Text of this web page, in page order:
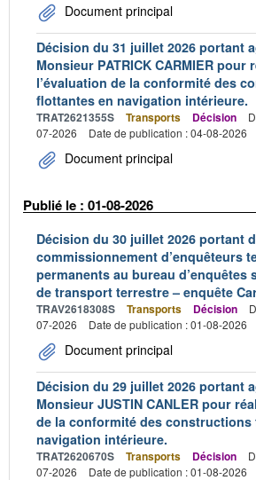
Document principal
Décision du 31 juillet 2026 portant
Monsieur PATRICK CARMIER pour
l’évaluation de la conformité des
flottantes en navigation intérieure.
TRAT2621355S Transports Décision
07-2026
Date de publication : 04-08-2026
Document principal
Publié le : 01-08-2026
Décision du 30 juillet 2026 portant
commissionnement d’enquêteurs
permanents au bureau d’enquêtes
de transport terrestre – enquête
TRAV2618308S Transports Décision
07-2026
Date de publication : 01-08-2026
Document principal
Décision du 29 juillet 2026 portant
Monsieur JUSTIN CANLER pour
de la conformité des constructions
navigation intérieure.
TRAT2620670S Transports Décision
07-2026
Date de publication : 01-08-2026